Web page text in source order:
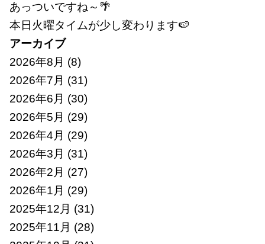
あっついですね～🌴
本日火曜タイムが少し変わります🍉
アーカイブ
2026年8月 (8)
2026年7月 (31)
2026年6月 (30)
2026年5月 (29)
2026年4月 (29)
2026年3月 (31)
2026年2月 (27)
2026年1月 (29)
2025年12月 (31)
2025年11月 (28)